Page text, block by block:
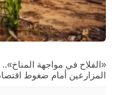
«الفلاح في مواجهة المناخ»..
المزارعين أمام ضغوط